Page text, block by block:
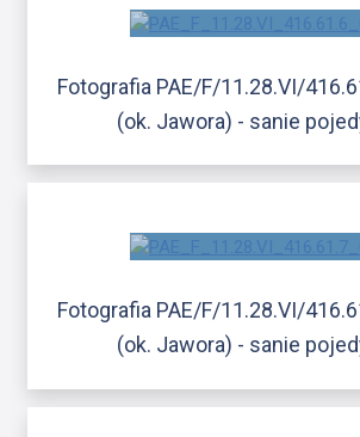
Fotografia PAE/F/11.28.VI/
(ok. Jawora) - sanie
Fotografia PAE/F/11.28.VI/
(ok. Jawora) - sanie